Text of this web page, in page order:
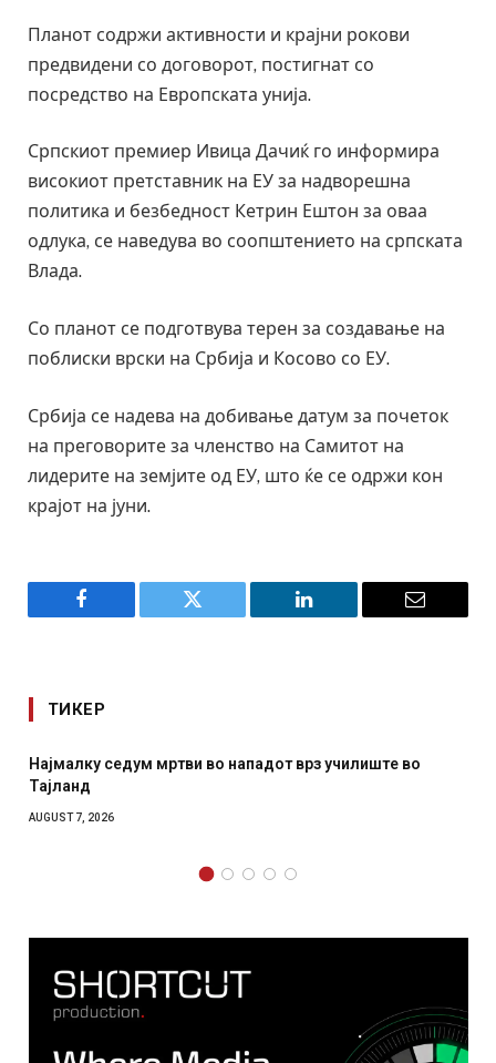
Планот содржи активности и крајни рокови
предвидени со договорот, постигнат со
посредство на Европската унија.
Српскиот премиер Ивица Дачиќ го информира
високиот претставник на ЕУ за надворешна
политика и безбедност Кетрин Ештон за оваа
одлука, се наведува во соопштението на српската
Влада.
Со планот се подготвува терен за создавање на
поблиски врски на Србија и Косово со ЕУ.
Србија се надева на добивање датум за почеток
на преговорите за членство на Самитот на
лидерите на земјите од ЕУ, што ќе се одржи кон
крајот на јуни.
Facebook Twitter LinkedIn Email
ТИКЕР
Најмалку седум мртви во нападот врз училиште во
Тајланд
AUGUST 7, 2026